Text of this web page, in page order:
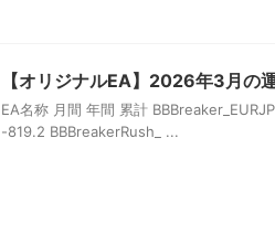
【オリジナルEA】2026年3月の
EA名称 月間 年間 累計
-819.2 BBBreakerRush_ ...